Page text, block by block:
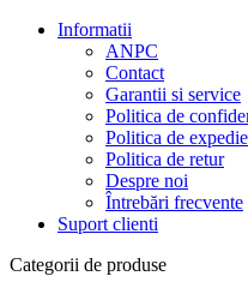
Informatii
ANPC
Contact
Garantii si service
Politica de
Politica de
Politica de retur
Despre noi
Întrebări frecvente
Suport clienti
Categorii de produse